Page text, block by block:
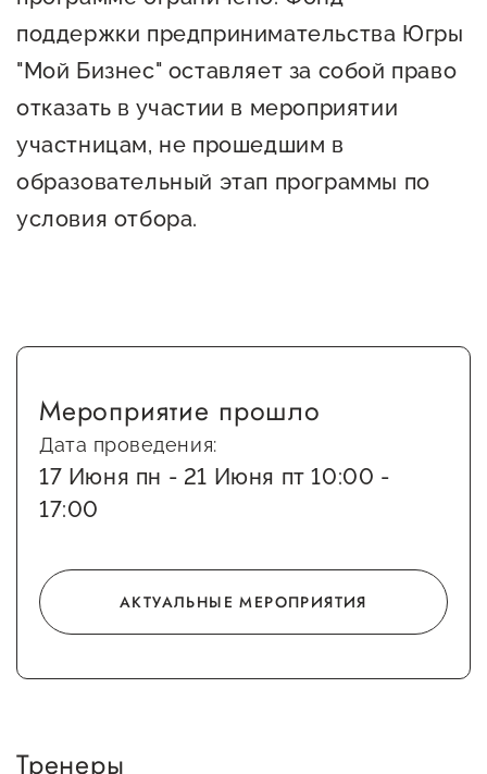
поддержки предпринимательства Югры
"Мой Бизнес" оставляет за собой право
отказать в участии в мероприятии
участницам, не прошедшим в
образовательный этап программы по
условия отбора.
Мероприятие прошло
Дата проведения:
17 Июня пн - 21 Июня пт 10:00 -
17:00
АКТУАЛЬНЫЕ МЕРОПРИЯТИЯ
Тренеры